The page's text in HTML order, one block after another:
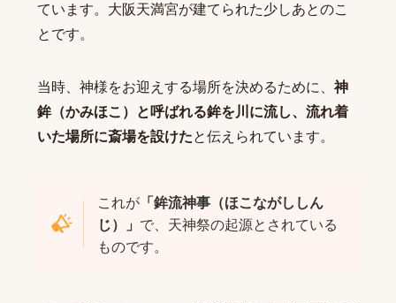
ています。大阪天満宮が建てられた少しあとのこ
とです。
当時、神様をお迎えする場所を決めるために、 神
鉾（かみほこ）と呼ばれる鉾を川に流し、流れ着
いた場所に斎場を設けたと伝えられています。
これが「鉾流神事（ほこながししん
じ）」 で、天神祭の起源とされている
ものです。